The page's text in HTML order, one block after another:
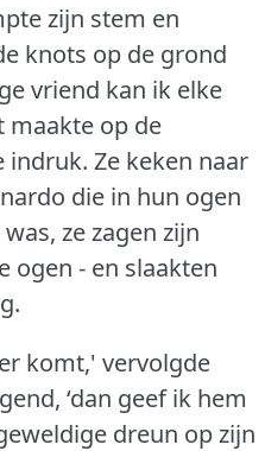
zijn stem en
knots op de grond
vriend kan ik elke
maakte op de
indruk. Ze keken naar
die in hun ogen
ze zagen zijn
ogen - en slaakten
komt,' vervolgde
‘dan geef ik hem
dreun op zijn